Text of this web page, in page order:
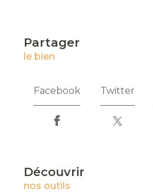
partager
le bien
Facebook Twitter
découvrir
nos outils